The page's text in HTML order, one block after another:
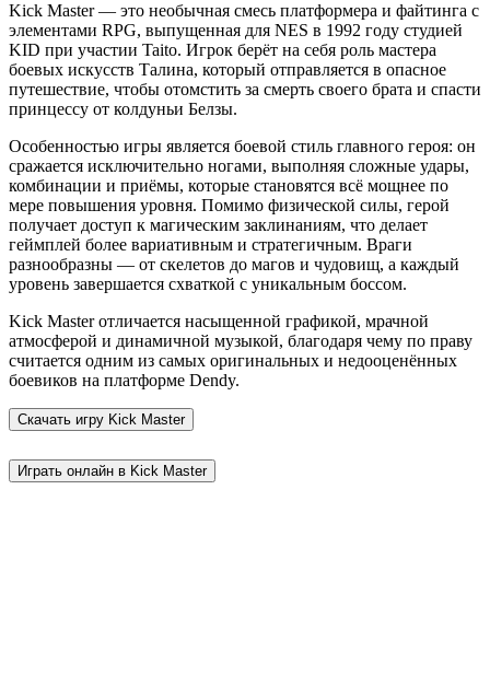
Kick Master — это необычная смесь платформера и файтинга с
элементами RPG, выпущенная для NES в 1992 году студией
KID при участии Taito. Игрок берёт на себя роль мастера
боевых искусств Талина, который отправляется в опасное
путешествие, чтобы отомстить за смерть своего брата и спасти
принцессу от колдуньи Белзы.
Особенностью игры является боевой стиль главного героя: он
сражается исключительно ногами, выполняя сложные удары,
комбинации и приёмы, которые становятся всё мощнее по
мере повышения уровня. Помимо физической силы, герой
получает доступ к магическим заклинаниям, что делает
геймплей более вариативным и стратегичным. Враги
разнообразны — от скелетов до магов и чудовищ, а каждый
уровень завершается схваткой с уникальным боссом.
Kick Master отличается насыщенной графикой, мрачной
атмосферой и динамичной музыкой, благодаря чему по праву
считается одним из самых оригинальных и недооценённых
боевиков на платформе Dendy.
Скачать игру Kick Master
Играть онлайн в Kick Master